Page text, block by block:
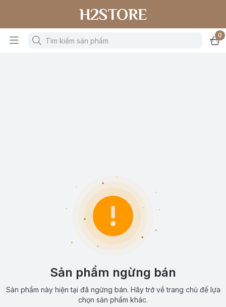
H2STORE
0
Sản phẩm ngừng bán
Sản phẩm này hiện tại đã ngừng bán. Hãy trở về trang chủ để lựa
chọn sản phẩm khác.